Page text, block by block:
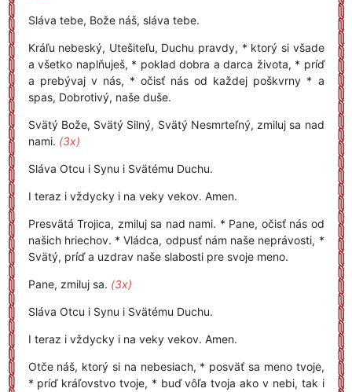
Sláva tebe, Bože náš, sláva tebe.
Kráľu nebeský, Utešiteľu, Duchu pravdy, * ktorý si všade
a všetko naplňuješ, * poklad dobra a darca života, * príď
a prebývaj v nás, * očisť nás od každej poškvrny * a
spas, Dobrotivý, naše duše.
Svätý Bože, Svätý Silný, Svätý Nesmrteľný, zmiluj sa nad
nami. (3x)
Sláva Otcu i Synu i Svätému Duchu.
I teraz i vždycky i na veky vekov. Amen.
Presvätá Trojica, zmiluj sa nad nami. * Pane, očisť nás od
našich hriechov. * Vládca, odpusť nám naše neprávosti, *
Svätý, príď a uzdrav naše slabosti pre svoje meno.
Pane, zmiluj sa. (3x)
Sláva Otcu i Synu i Svätému Duchu.
I teraz i vždycky i na veky vekov. Amen.
Otče náš, ktorý si na nebesiach, * posväť sa meno tvoje,
* príď kráľovstvo tvoje, * buď vôľa tvoja ako v nebi, tak i